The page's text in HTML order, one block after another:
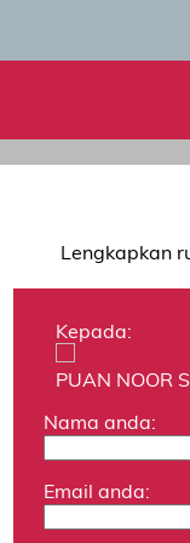
Lengkapkan
Kepada:
PUAN NOOR
Nama anda:
Email anda: